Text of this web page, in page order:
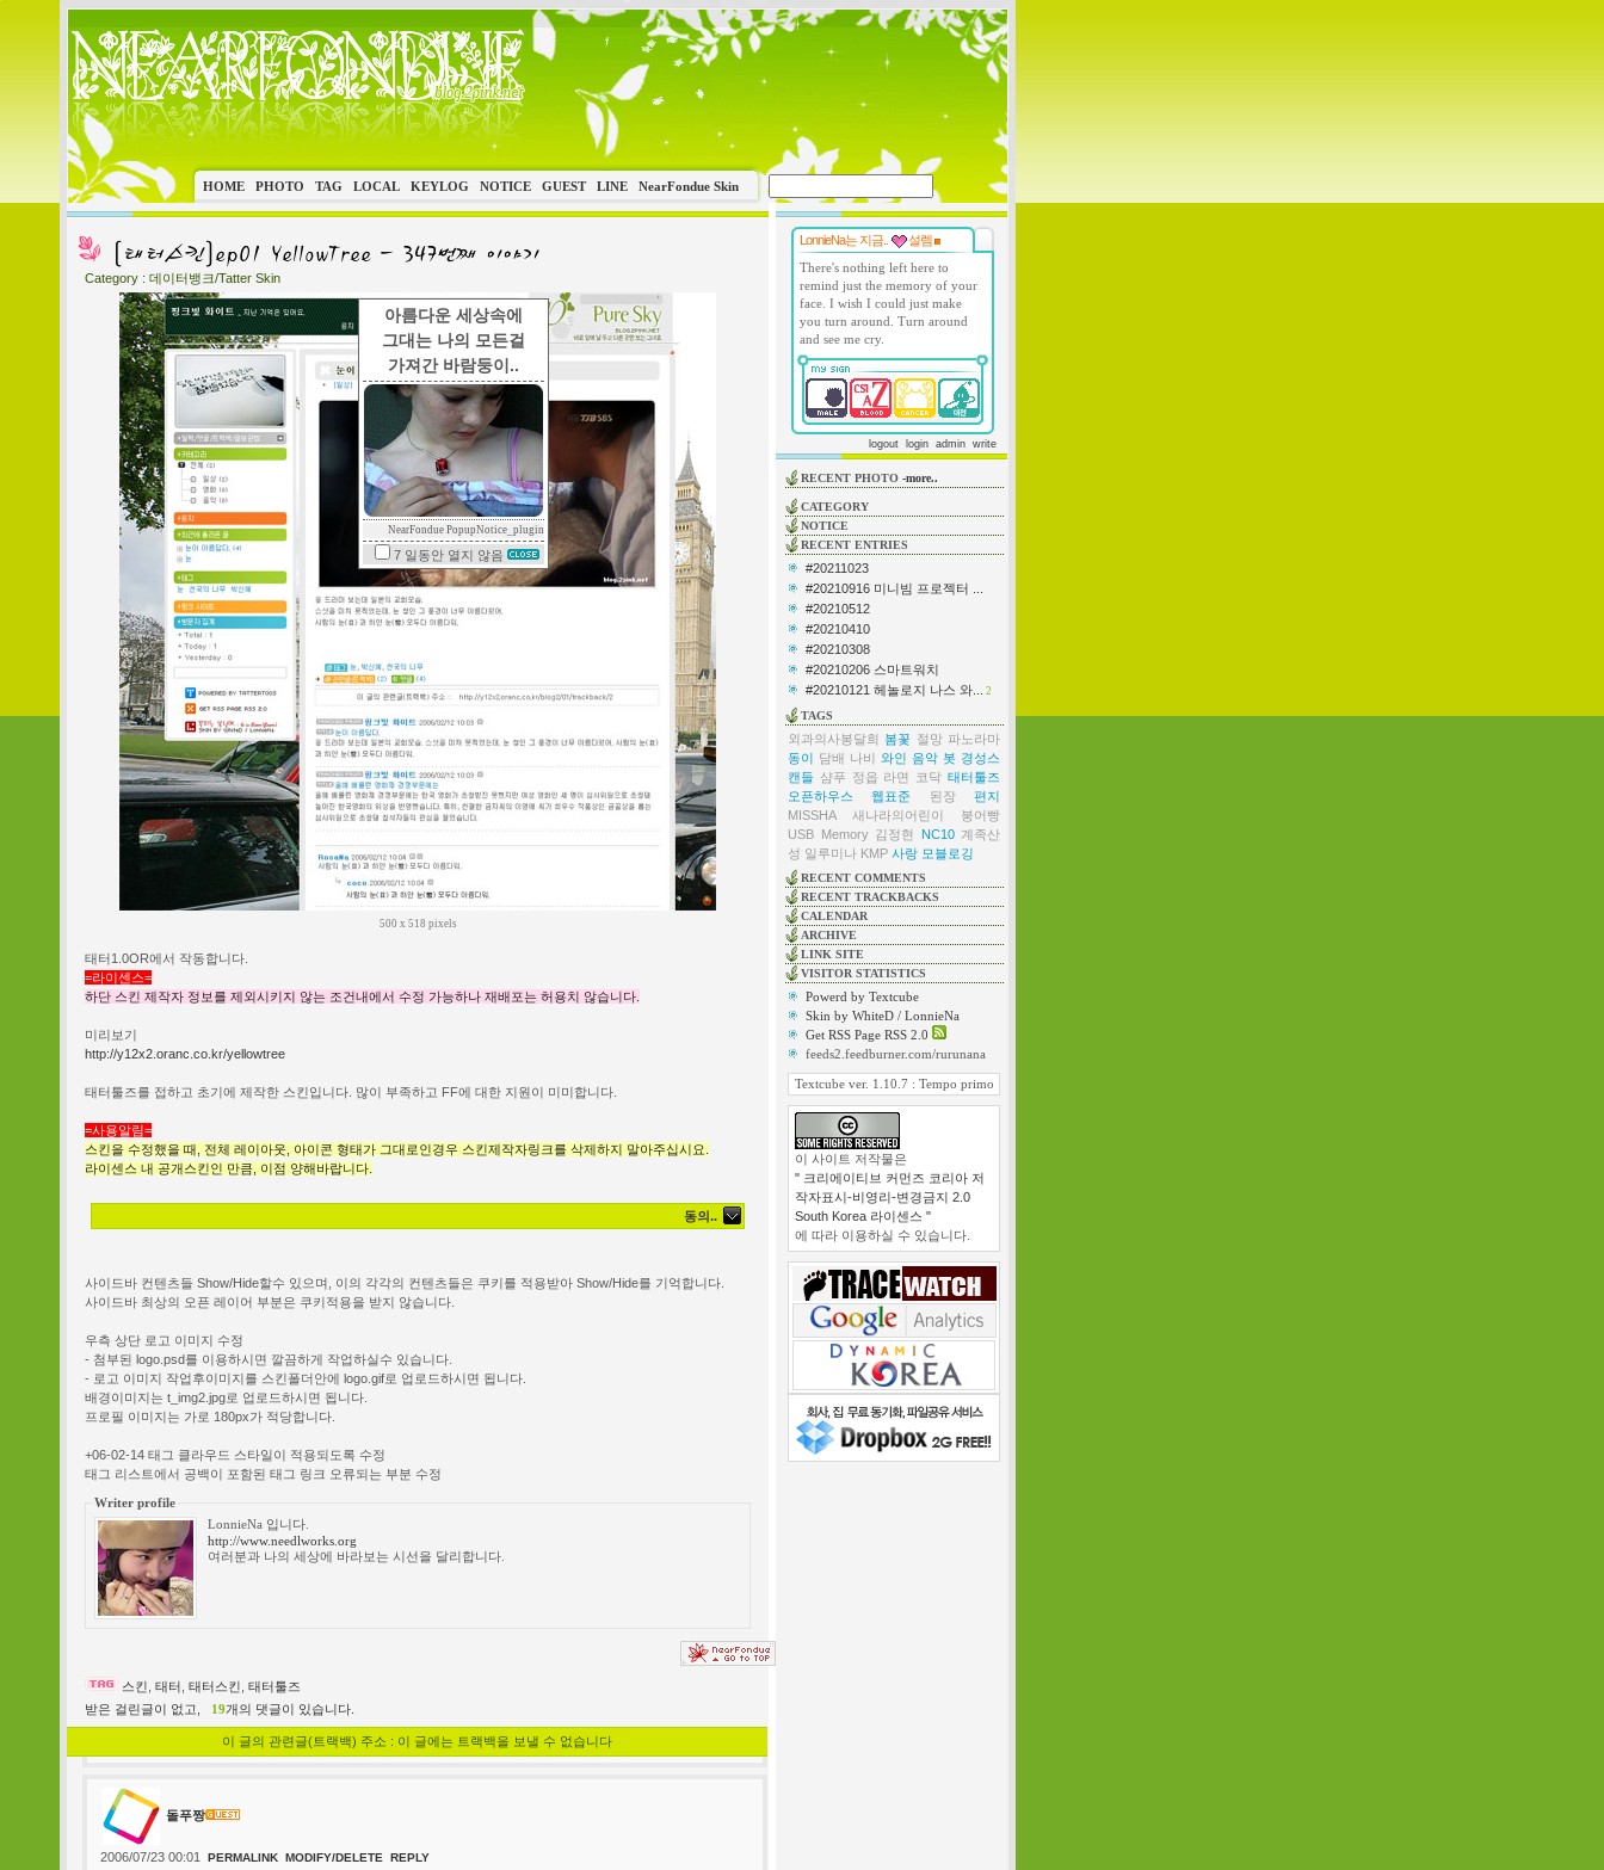
아름다운 세상속에
그대는 나의 모든걸
가져간 바람둥이..
NearFondue PopupNotice_plugin
7 일동안 열지 않음
HOME PHOTO TAG LOCAL KEYLOG NOTICE GUEST LINE NearFondue Skin
Category : 데이터뱅크/Tatter Skin
500 x 518 pixels
태터1.0OR에서 작동합니다.
=라이센스=
하단 스킨 제작자 정보를 제외시키지 않는 조건내에서 수정 가능하나 재배포는 허용치 않습니다.
미리보기
http://y12x2.oranc.co.kr/yellowtree
태터툴즈를 접하고 초기에 제작한 스킨입니다. 많이 부족하고 FF에 대한 지원이 미미합니다.
=사용알림=
스킨을 수정했을 때, 전체 레이아웃, 아이콘 형태가 그대로인경우 스킨제작자링크를 삭제하지 말아주십시요.
라이센스 내 공개스킨인 만큼, 이점 양해바랍니다.
동의..
사이드바 컨텐츠들 Show/Hide할수 있으며, 이의 각각의 컨텐츠들은 쿠키를 적용받아 Show/Hide를 기억합니다.
사이드바 최상의 오픈 레이어 부분은 쿠키적용을 받지 않습니다.
우측 상단 로고 이미지 수정
- 첨부된 logo.psd를 이용하시면 깔끔하게 작업하실수 있습니다.
- 로고 이미지 작업후이미지를 스킨폴더안에 logo.gif로 업로드하시면 됩니다.
배경이미지는 t_img2.jpg로 업로드하시면 됩니다.
프로필 이미지는 가로 180px가 적당합니다.
+06-02-14 태그 클라우드 스타일이 적용되도록 수정
태그 리스트에서 공백이 포함된 태그 링크 오류되는 부분 수정
Writer profile
LonnieNa 입니다.
http://www.needlworks.org
여러분과 나의 세상에 바라보는 시선을 달리합니다.
스킨 태터 태터스킨 태터툴즈
받은 걸린글이 없고,
19개의 댓글이 있습니다.
이 글의 관련글(트랙백) 주소 : 이 글에는 트랙백을 보낼 수 없습니다
돌푸짱
2006/07/23 00:01 PERMALINK MODIFY/DELETE REPLY
LonnieNa는 지금..
설렘
There's nothing left here to
remind just the memory of your
face. I wish I could just make
you turn around. Turn around
and see me cry.
logout login admin write
RECENT PHOTO -more..
CATEGORY
NOTICE
RECENT ENTRIES
#20211023
#20210916 미니빔 프로젝터 ...
#20210512
#20210410
#20210308
#20210206 스마트워치
#20210121 헤놀로지 나스 와...
2
TAGS
외과의사봉달희 봄꽃 절망 파노라마
동이 담배 나비 와인 음악 봇 경성스
캔들 샴푸 정읍 라면 코닥 태터툴즈
오픈하우스
웹표준 된장
편지
MISSHA
새나라의어린이
붕어빵
USB Memory 김정현 NC10 계족산
성 일루미나 KMP 사랑 모블로깅
RECENT COMMENTS
RECENT TRACKBACKS
CALENDAR
ARCHIVE
LINK SITE
VISITOR STATISTICS
Powerd by Textcube
Skin by WhiteD / LonnieNa
Get RSS Page RSS 2.0
feeds2.feedburner.com/rurunana
Textcube ver. 1.10.7 : Tempo primo
이 사이트 저작물은
" 크리에이티브 커먼즈 코리아 저
작자표시-비영리-변경금지 2.0
South Korea 라이센스 "
에 따라 이용하실 수 있습니다.